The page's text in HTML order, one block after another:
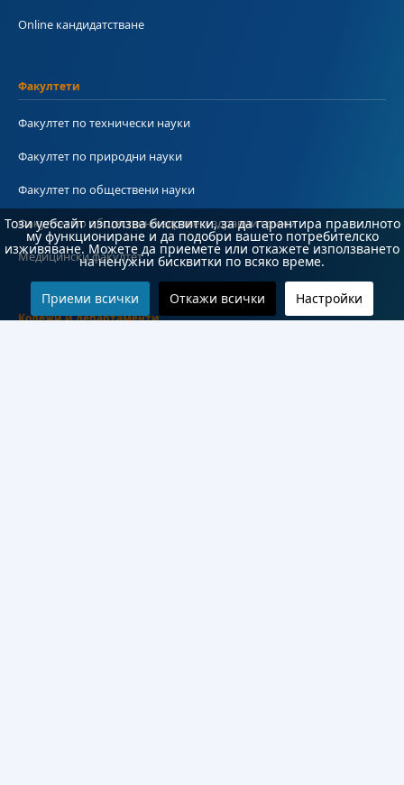
Online кандидатстване
Факултети
Факултет по технически науки
Факултет по природни науки
Факултет по обществени науки
Факултет по обществено здраве и здравни грижи
Медицински факултет
Колежи и департаменти
Този уебсайт използва бисквитки, за да гарантира правилното
му функциониране и да подобри вашето потребителско
изживяване. Можете да приемете или откажете използването
на ненужни бисквитки по всяко време.
Приеми всички Откажи всички Настройки